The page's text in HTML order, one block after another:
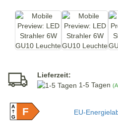
Lieferzeit:
1-5 Tagen
A
GF EU-